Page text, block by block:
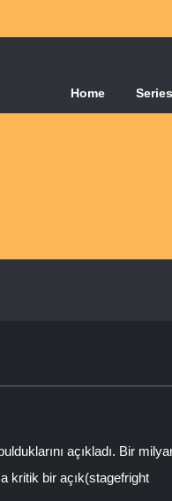
Home Series
açıkladı. Bir
kritik bir açık(stagefright